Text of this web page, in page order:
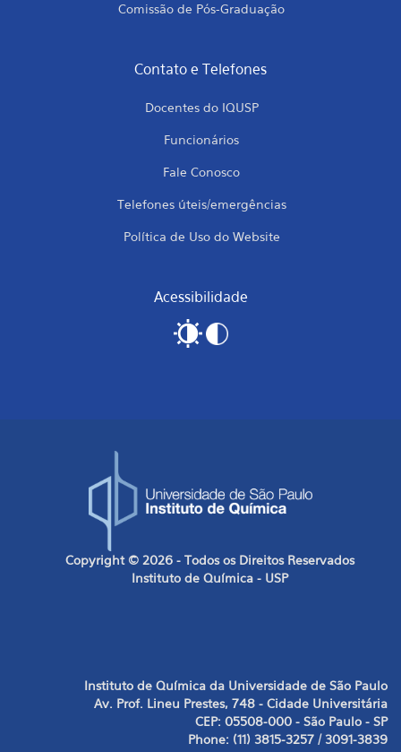
Comissão de Pós-Graduação
Contato e Telefones
Docentes do IQUSP
Funcionários
Fale Conosco
Telefones úteis/emergências
Política de Uso do Website
Acessibilidade
Copyright © 2026 - Todos os Direitos Reservados
Instituto de Química - USP
Instituto de Química da Universidade de São Paulo
Av. Prof. Lineu Prestes, 748 - Cidade Universitária
CEP: 05508-000 - São Paulo - SP
Phone: (11) 3815-3257 / 3091-3839